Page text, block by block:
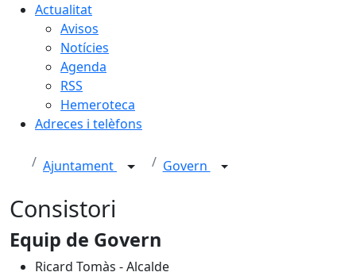
Actualitat
Avisos
Notícies
Agenda
RSS
Hemeroteca
Adreces i telèfons
Ajuntament Govern
Consistori
Equip de Govern
Ricard Tomàs - Alcalde